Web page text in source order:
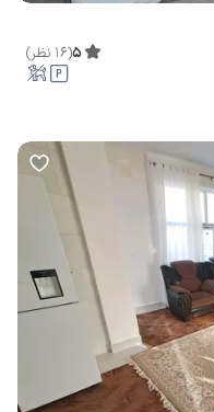
5
(
16 نظر)